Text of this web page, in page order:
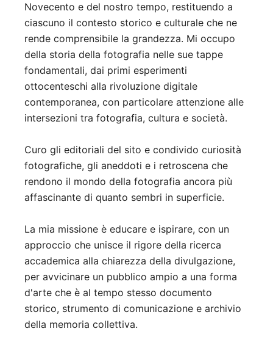
Novecento e del nostro tempo, restituendo a
ciascuno il contesto storico e culturale che ne
rende comprensibile la grandezza. Mi occupo
della storia della fotografia nelle sue tappe
fondamentali, dai primi esperimenti
ottocenteschi alla rivoluzione digitale
contemporanea, con particolare attenzione alle
intersezioni tra fotografia, cultura e società.
Curo gli editoriali del sito e condivido curiosità
fotografiche, gli aneddoti e i retroscena che
rendono il mondo della fotografia ancora più
affascinante di quanto sembri in superficie.
La mia missione è educare e ispirare, con un
approccio che unisce il rigore della ricerca
accademica alla chiarezza della divulgazione,
per avvicinare un pubblico ampio a una forma
d'arte che è al tempo stesso documento
storico, strumento di comunicazione e archivio
della memoria collettiva.